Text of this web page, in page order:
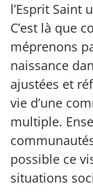
l’Esprit Saint
C’est là que
méprenons
naissance
ajustées et
vie d’une
multiple.
possible ce
situations